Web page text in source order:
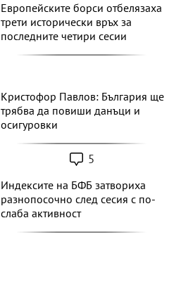
Европейските борси отбелязаха
трети исторически връх за
последните четири сесии
Кристофор Павлов: България ще
трябва да повиши данъци и
осигуровки
5
Индексите на БФБ затвориха
разнопосочно след сесия с по-
слаба активност